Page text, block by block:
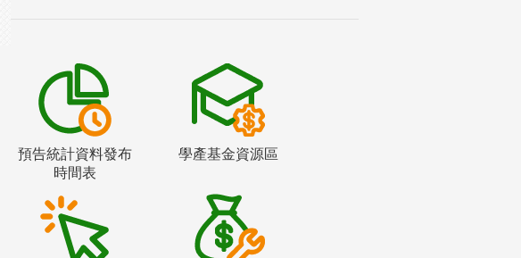
預告統計資料發布
時間表
學產基金資源區